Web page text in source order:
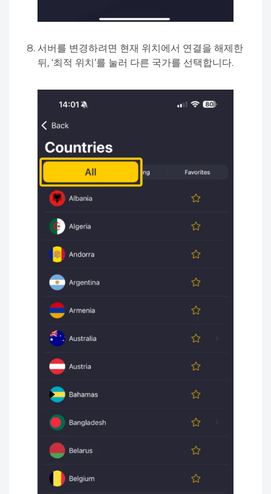
서버를 변경하려면 현재 위치에서 연결을 해제한
뒤, ‘최적 위치’를 눌러 다른 국가를 선택합니다.